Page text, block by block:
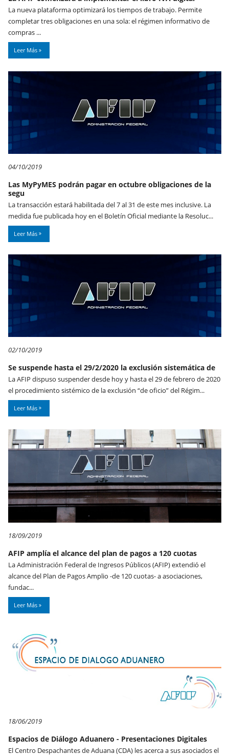
La nueva plataforma optimizará los tiempos de trabajo. Permite
completar tres obligaciones en una sola: el régimen informativo de
compras ...
Leer Más
04/10/2019
Las MyPyMES podrán pagar en octubre obligaciones de la
segu
La transacción estará habilitada del 7 al 31 de este mes inclusive. La
medida fue publicada hoy en el Boletín Oficial mediante la Resoluc...
Leer Más
02/10/2019
Se suspende hasta el 29/2/2020 la exclusión sistemática de
La AFIP dispuso suspender desde hoy y hasta el 29 de febrero de 2020
el procedimiento sistémico de la exclusión “de oficio” del Régim...
Leer Más
18/09/2019
AFIP amplía el alcance del plan de pagos a 120 cuotas
La Administración Federal de Ingresos Públicos (AFIP) extendió el
alcance del Plan de Pagos Amplio -de 120 cuotas- a asociaciones,
fundac...
Leer Más
18/06/2019
Espacios de Diálogo Aduanero - Presentaciones Digitales
El Centro Despachantes de Aduana (CDA) les acerca a sus asociados el